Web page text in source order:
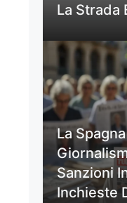
La Strada
La
Sanzioni
Inchieste